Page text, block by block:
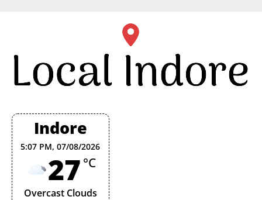
Indore
5:07 PM,07/08/2026
27 °C
Overcast Clouds